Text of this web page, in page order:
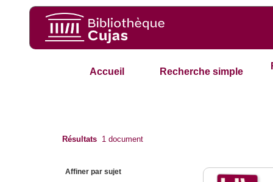
Accueil Recherche simple
Résultats 1 document
Affiner par sujet